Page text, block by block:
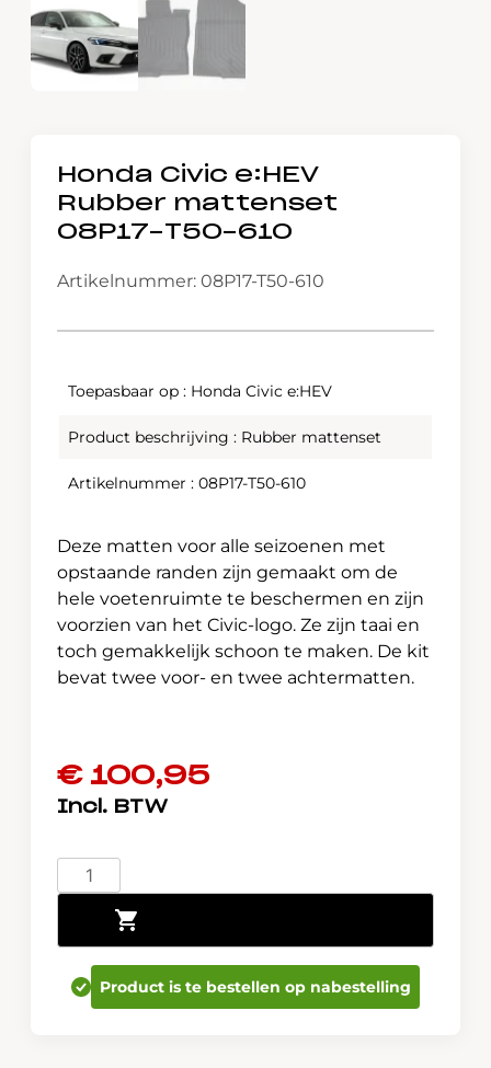
Honda Civic e:HEV
Rubber mattenset
08P17-T50-610
Artikelnummer: 08P17-T50-610
Toepasbaar op : Honda Civic e:HEV
Product beschrijving : Rubber mattenset
Artikelnummer : 08P17-T50-610
Deze matten voor alle seizoenen met
opstaande randen zijn gemaakt om de
hele voetenruimte te beschermen en zijn
voorzien van het Civic-logo. Ze zijn taai en
toch gemakkelijk schoon te maken. De kit
bevat twee voor- en twee achtermatten.
€100,95
Honda
Civic
Rubber
mattenset
08P17-
Toevoegen aan winkelwagen
Product is te bestellen op nabestelling